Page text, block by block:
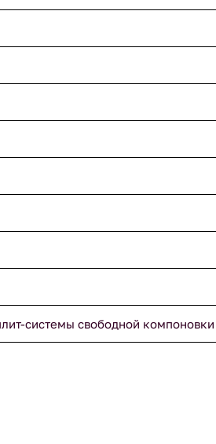
системы свободной компоновки